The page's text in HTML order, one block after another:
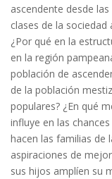
ascendente desde
clases de la
¿Por qué en la
en la región
población de
de la población
populares? ¿En qué
influye en las
hacen las familias de
aspiraciones de
sus hijos amplíen su